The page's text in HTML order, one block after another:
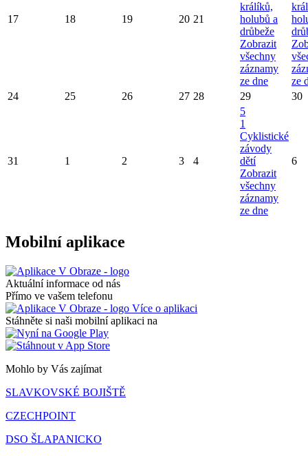
17 18 19 20 21
králíků,
holubů a
drůbeže
Zobrazit
všechny
záznamy
ze dne
ze
24
25 26 27 28 29 30
31 1 2 3 4
5
1
Cyklistické
závody
dětí
Zobrazit
všechny
záznamy
ze dne
6
Mobilní aplikace
Aktuální informace od nás
Přímo ve vašem telefonu
Více o aplikaci
Stáhněte si naši mobilní aplikaci na
Mohlo by Vás zajímat
SLAVKOVSKÉ BOJIŠTĚ
CZECHPOINT
DSO ŠLAPANICKO